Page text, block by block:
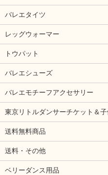
バレエタイツ
レッグウォーマー
トウパット
バレエシューズ
バレエモチーフアクセサリー
東京リトルダンサーチケット＆
送料無料商品
送料・その他
ベリーダンス用品